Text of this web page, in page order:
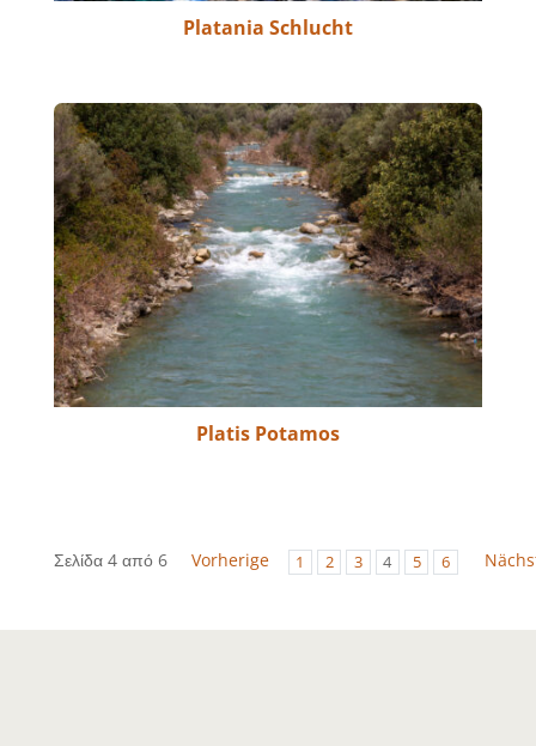
Platania Schlucht
Platis Potamos
Σελίδα 4 από 6 Vorherige 1 2 3 4 5 6